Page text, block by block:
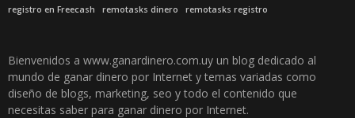
registro en Freecash
remotasks dinero remotasks registro
Bienvenidos a www.ganardinero.com.uy un blog dedicado al
mundo de ganar dinero por Internet y temas variadas como
diseño de blogs, marketing, seo y todo el contenido que
necesitas saber para ganar dinero por Internet.